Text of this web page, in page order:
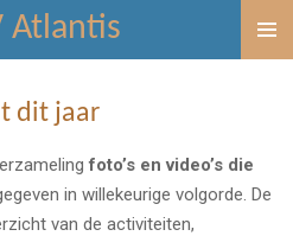
Atlantis
dit jaar
foto’s en video’s die
in willekeurige volgorde. De
van de activiteiten,